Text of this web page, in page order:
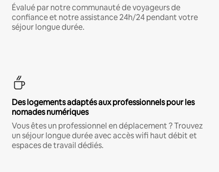
Évalué par notre communauté de voyageurs de
confiance et notre assistance 24h/24 pendant votre
séjour longue durée.
Des logements adaptés aux professionnels pour les
nomades numériques
Vous êtes un professionnel en déplacement ? Trouvez
un séjour longue durée avec accès wifi haut débit et
espaces de travail dédiés.